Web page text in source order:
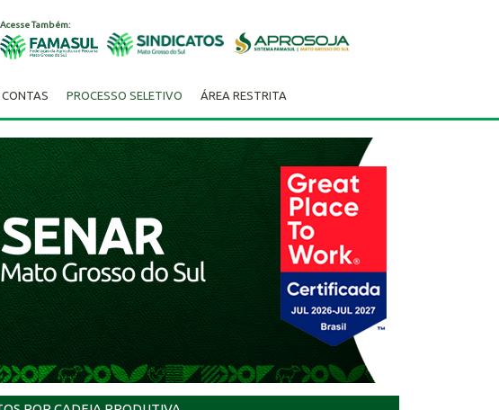
Acesse Também:
CONTAS PROCESSO SELETIVO
ÁREA RESTRITA